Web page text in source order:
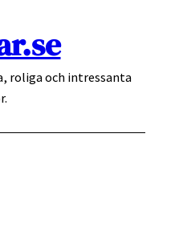
roliga och intressanta